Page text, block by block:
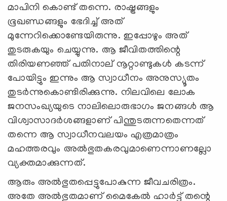
മാപിനി കൊണ്ട് തന്നെ. രാഷ്ട്രങ്ങളും
ഭൂഖണ്ഡങ്ങളും ഭേദിച്ച് അത്
മുന്നേറിക്കൊണ്ടേയിരുന്നു. ഇപ്പോഴും അത്
തുടരുകയും ചെയ്യുന്നു. ആ ജീവിതത്തിന്റെ
തിരിയണഞ്ഞ് പതിനാല് നൂറ്റാണ്ടുകള്‍ കടന്ന്
പോയിട്ടും ഇന്നും ആ സ്വാധീനം അനുസ്യൂതം
തുടര്‍ന്നുകൊണ്ടിരിക്കുന്നു. നിലവിലെ ലോക
ജനസംഖ്യയുടെ നാലിലൊരുഭാഗം ജനങ്ങള്‍ ആ
വിശ്വാസാദര്‍ശങ്ങളാണ് പിന്തുടരുന്നതെന്നത്
തന്നെ ആ സ്വാധീനവലയം എത്രമാത്രം
മഹത്തരവും അല്‍ഭുതകരവുമാണെന്നാണല്ലോ
വ്യക്തമാക്കുന്നത്.
ആരും അല്‍ഭുതപ്പെട്ടുപോകുന്ന ജീവചരിത്രം.
അതേ അല്‍ഭുതമാണ് മൈകേല്‍ ഹാര്‍ട്ട് തന്റെ